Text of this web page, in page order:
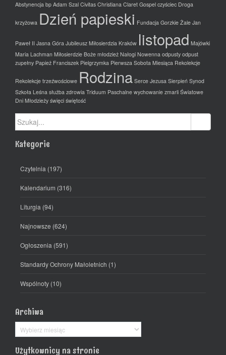
Abstynencja bp Adam Szal Civitas Christiana Claret Gospel czyściec Droga
krzyżowa Dzień papieski Fundacja Gorzkie Żale Jan
Paweł II Jasna Góra Jubileusz Miłosierdzia Kraków listopad Majówki
Maria Lachman Miłosierdzie Boże młodzież Nałogi Nowenna odpusty odpust
zupełny Papież Franciszek Pielgrzymka Pierwsza Sobota Miesiąca Rekolekcje
Rekolekcje trzeźwościowe Rodzina Serce Jezusa Sierpień Synod
Szkoła Leśna służba zdrowia Triduum Paschalne wychowanie zmarli Światowe
Dni Młodzieży święci świętość
Szukaj:
Kategorie
Czytelnia (197)
Kalendarium (316)
Liturgia (94)
Najnowsze (624)
Ogłoszenia (591)
Standardy Ochrony Małoletnich (1)
Wspólnoty (10)
Archiwa
Archiwa
Użytkownicy na stronie